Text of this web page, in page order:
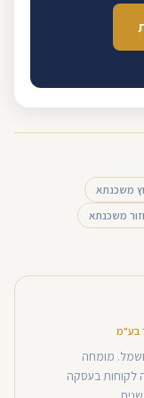
משכנתא
משכנתא
בע"מ
מומחה
לקוחות בעסקה